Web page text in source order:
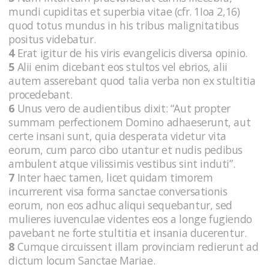
mundi cupiditas et superbia vitae (cfr. 1Ioa 2,16)
quod totus mundus in his tribus malignitatibus
positus videbatur.
4Erat igitur de his viris evangelicis diversa opinio.
5 Alii enim dicebant eos stultos vel ebrios, alii
autem asserebant quod talia verba non ex stultitia
procedebant.
6 Unus vero de audientibus dixit: “Aut propter
summam perfectionem Domino adhaeserunt, aut
certe insani sunt, quia desperata videtur vita
eorum, cum parco cibo utantur et nudis pedibus
ambulent atque vilissimis vestibus sint induti”.
7 Inter haec tamen, licet quidam timorem
incurrerent visa forma sanctae conversationis
eorum, non eos adhuc aliqui sequebantur, sed
mulieres iuvenculae videntes eos a longe fugiendo
pavebant ne forte stultitia et insania ducerentur.
8 Cumque circuissent illam provinciam redierunt ad
dictum locum Sanctae Mariae.